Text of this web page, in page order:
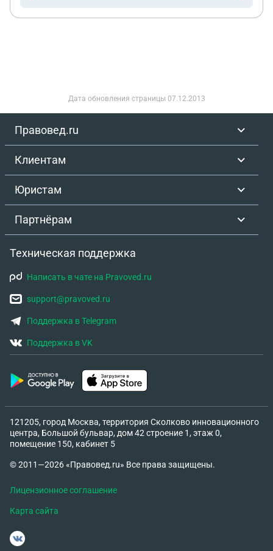
Дата обновления страницы 07.12.2013
Правовед.ru
Клиентам
Юристам
Партнёрам
Техническая поддержка
Написать в чате на Pravoved.ru
support@pravoved.ru
Поддержка в Telegram
Поддержка в VK
121205, город Москва, территория Сколково инновационного
центра, Большой бульвар, дом 42 строение 1, этаж 0,
помещение 150, кабинет 5
© 2011—2026 «Правовед.ru» Все права защищены.
Лицензионное соглашение
Карта сайта